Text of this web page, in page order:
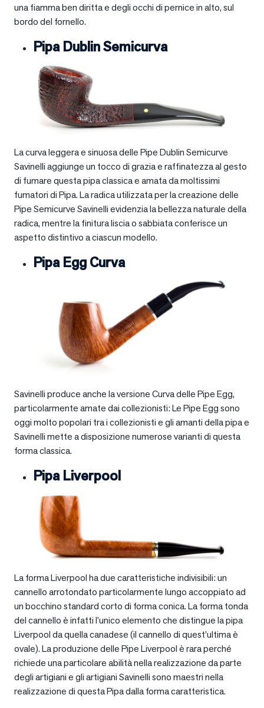
una fiamma ben diritta e degli occhi di pernice in alto, sul
bordo del fornello.
Pipa Dublin Semicurva
La curva leggera e sinuosa delle Pipe Dublin Semicurve
Savinelli aggiunge un tocco di grazia e raffinatezza al gesto
di fumare questa pipa classica e amata da moltissimi
fumatori di Pipa. La radica utilizzata per la creazione delle
Pipe Semicurve Savinelli evidenzia la bellezza naturale della
radica, mentre la finitura liscia o sabbiata conferisce un
aspetto distintivo a ciascun modello.
Pipa Egg Curva
Savinelli produce anche la versione Curva delle Pipe Egg,
particolarmente amate dai collezionisti: Le Pipe Egg sono
oggi molto popolari tra i collezionisti e gli amanti della pipa e
Savinelli mette a disposizione numerose varianti di questa
forma classica.
Pipa Liverpool
La forma Liverpool ha due caratteristiche indivisibili: un
cannello arrotondato particolarmente lungo accoppiato ad
un bocchino standard corto di forma conica. La forma tonda
del cannello è infatti l’unico elemento che distingue la pipa
Liverpool da quella canadese (il cannello di quest’ultima è
ovale). La produzione delle Pipe Liverpool è rara perché
richiede una particolare abilità nella realizzazione da parte
degli artigiani e gli artigiani Savinelli sono maestri nella
realizzazione di questa Pipa dalla forma caratteristica.